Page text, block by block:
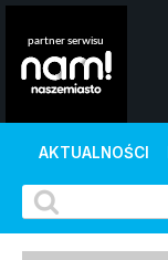
AKTUALNOŚCI